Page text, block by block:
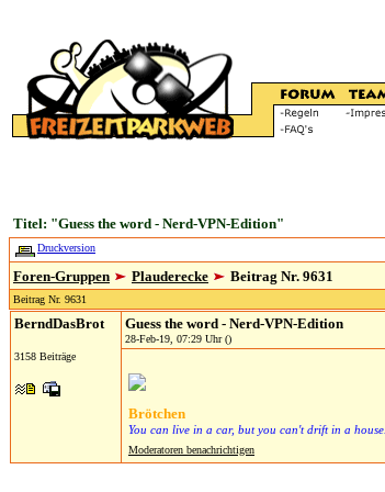
Titel: "Guess the word - Nerd-VPN-Edition"
Druckversion
Foren-Gruppen Plauderecke Beitrag Nr. 9631
Beitrag Nr. 9631
BerndDasBrot
3158 Beiträge
Guess the word - Nerd-VPN-Edition
28-Feb-19, 07:29 Uhr ()
Brötchen
You can live in a car, but you can't drift in a house.
Moderatoren benachrichtigen